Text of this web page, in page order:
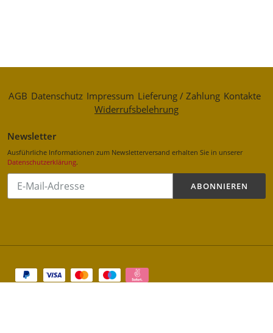
AGB Datenschutz Impressum Lieferung / Zahlung Kontakte
Widerrufsbelehrung
Newsletter
Ausführliche Informationen zum Newsletterversand erhalten Sie in unserer
Datenschutzerklärung.
Abonnieren
unsere
ABONNIEREN
Zahlungsarten